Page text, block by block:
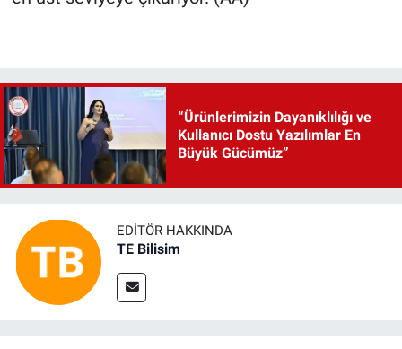
“Ürünlerimizin Dayanıklılığı ve
Kullanıcı Dostu Yazılımlar En
Büyük Gücümüz”
EDITÖR HAKKINDA
TE Bilisim